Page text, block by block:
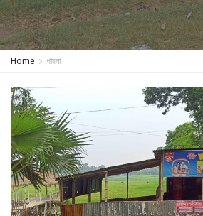
Home পাবনা